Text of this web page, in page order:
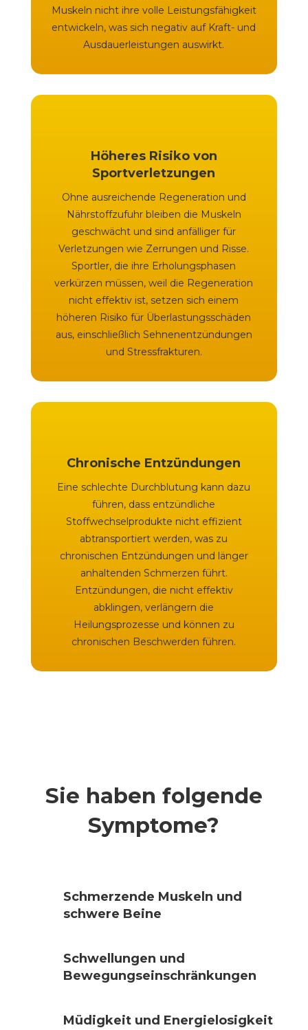
Muskeln nicht ihre volle Leistungsfähigkeit
entwickeln, was sich negativ auf Kraft- und
Ausdauerleistungen auswirkt.
Höheres Risiko von
Sportverletzungen
Ohne ausreichende Regeneration und
Nährstoffzufuhr bleiben die Muskeln
geschwächt und sind anfälliger für
Verletzungen wie Zerrungen und Risse.
Sportler, die ihre Erholungsphasen
verkürzen müssen, weil die Regeneration
nicht effektiv ist, setzen sich einem
höheren Risiko für Überlastungsschäden
aus, einschließlich Sehnenentzündungen
und Stressfrakturen.
Chronische Entzündungen
Eine schlechte Durchblutung kann dazu
führen, dass entzündliche
Stoffwechselprodukte nicht effizient
abtransportiert werden, was zu
chronischen Entzündungen und länger
anhaltenden Schmerzen führt.
Entzündungen, die nicht effektiv
abklingen, verlängern die
Heilungsprozesse und können zu
chronischen Beschwerden führen.
Sie haben folgende
Symptome?
Schmerzende Muskeln und
schwere Beine
Schwellungen und
Bewegungseinschränkungen
Müdigkeit und Energielosigkeit